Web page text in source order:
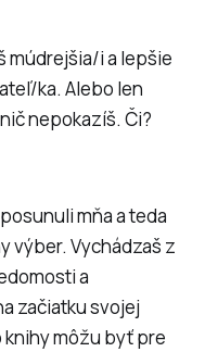
múdrejšia/i a lepšie
ka. Alebo len
nepokazíš. Či?
mňa a teda
výber. Vychádzaš z
a
začiatku svojej
môžu byť pre